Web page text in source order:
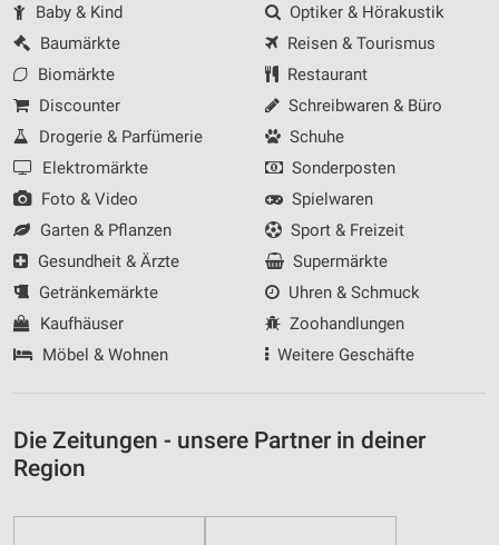
Baby & Kind
Baumärkte
Biomärkte
Discounter
Drogerie & Parfümerie
Elektromärkte
Foto & Video
Garten & Pflanzen
Gesundheit & Ärzte
Getränkemärkte
Kaufhäuser
Möbel & Wohnen
Optiker & Hörakustik
Reisen & Tourismus
Restaurant
Schreibwaren & Büro
Schuhe
Sonderposten
Spielwaren
Sport & Freizeit
Supermärkte
Uhren & Schmuck
Zoohandlungen
Weitere Geschäfte
Die Zeitungen - unsere Partner in deiner
Region